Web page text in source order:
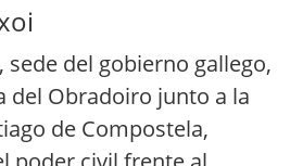
sede del gobierno gallego,
del Obradoiro junto a la
de Compostela,